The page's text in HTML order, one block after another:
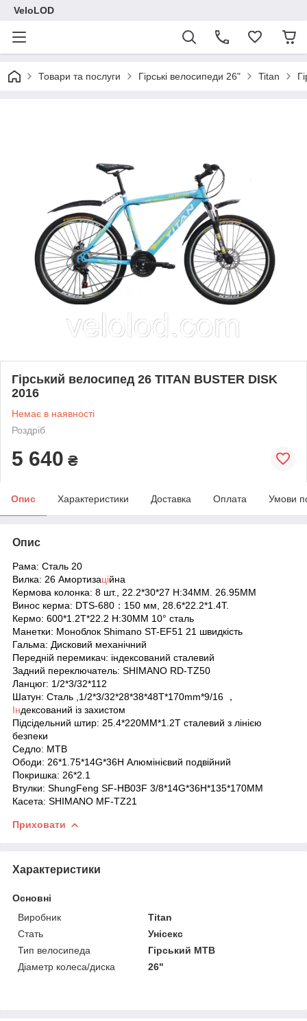
VeloLOD
Товари та послуги Гірські велосипеди 26" Titan
Гірський велосипед 26 TITAN BUSTER DISK
2016
Немає в наявності
Роздріб
5 640 ₴
Опис Характеристики Доставка Оплата Умови
Опис
Рама: Сталь 20
Вилка: 26 Амортизаційна
Кермова колонка: 8 шт., 22.2*30*27 H:34MM. 26.95MM
Винос керма: DTS-680：150 мм, 28.6*22.2*1.4T.
Кермо: 600*1.2T*22.2 H:30MM 10° сталь
Манетки: Моноблок Shimano ST-EF51 21 швидкість
Гальма: Дисковий механічний
Передній перемикач: індексований сталевий
Задний переключатель: SHIMANO RD-TZ50
Ланцюг: 1/2*3/32*112
Шатун: Сталь ,1/2*3/32*28*38*48T*170mm*9/16 ，
Індексований із захистом
Підсідельний штир: 25.4*220MM*1.2T сталевий з лінією
безпеки
Седло: MTB
Ободи: 26*1.75*14G*36H Алюмінієвий подвійний
Покришка: 26*2.1
Втулки: ShungFeng SF-HB03F 3/8*14G*36H*135*170MM
Касета: SHIMANO MF-TZ21
Приховати
Характеристики
Основні
Виробник
Titan
Стать
Унісекс
Тип велосипеда
Гірський MTB
Діаметр колеса/диска
26"